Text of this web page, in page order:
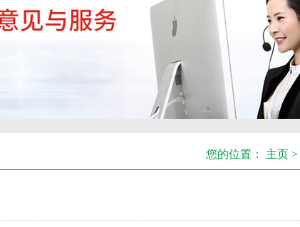
您的位置： 主页 >